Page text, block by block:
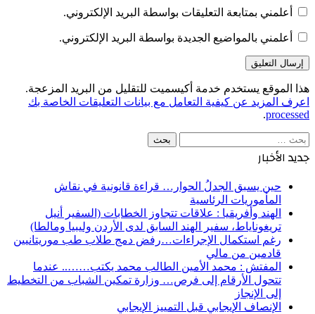
أعلمني بمتابعة التعليقات بواسطة البريد الإلكتروني.
أعلمني بالمواضيع الجديدة بواسطة البريد الإلكتروني.
هذا الموقع يستخدم خدمة أكيسميت للتقليل من البريد المزعجة.
اعرف المزيد عن كيفية التعامل مع بيانات التعليقات الخاصة بك
processed
.
البحث
جديد الأخبار
حين يسبق الجدلُ الحوار… قراءة قانونية في نقاش
المأموريات الرئاسية
الهند وأفريقيا : علاقات تتجاوز الخطابات (السفير أنيل
تريغوناياط، سفير الهند السابق لدى الأردن وليبيا ومالطا)
رغم استكمال الإجراءات…رفض دمج طلاب طب موريتانيين
قادمين من مالي
المفتش : محمد الأمين الطالب محمد يكتب…….. عندما
تتحول الأرقام إلى فرص… وزارة تمكين الشباب من التخطيط
إلى الإنجاز
الإنصاف الإيجابي قبل التمييز الإيجابي